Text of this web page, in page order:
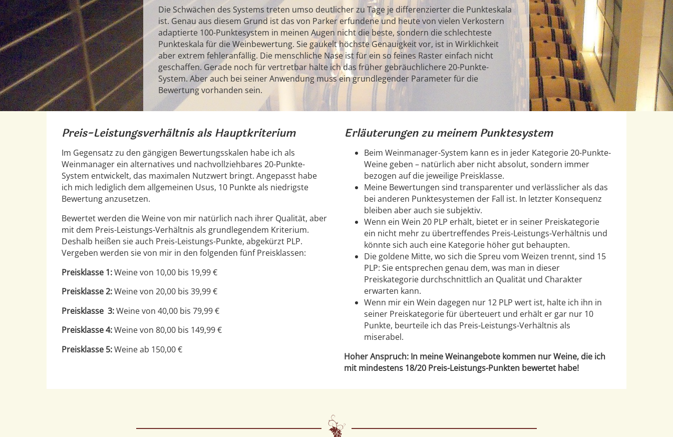
Die Schwächen des Systems treten umso deutlicher zu Tage je differenzierter die Punkteskala
ist. Genau aus diesem Grund ist das von Parker erfundene und heute von vielen Verkostern
adaptierte 100-Punktesystem in meinen Augen nicht die beste, sondern die schlechteste
Punkteskala für die Weinbewertung. Sie gaukelt höchste Genauigkeit vor, ist in Wirklichkeit
aber extrem fehleranfällig. Die menschliche Nase ist für ein so feines Raster einfach nicht
geschaffen. Gerade noch für vertretbar halte ich das früher gebräuchlichere 20-Punkte-
System. Aber auch bei seiner Anwendung muss ein grundlegender Parameter für die
Bewertung vorhanden sein.
Preis-Leistungsverhältnis als Hauptkriterium
Im Gegensatz zu den gängigen Bewertungsskalen habe ich als
Weinmanager ein alternatives und nachvollziehbares 20-Punkte-
System entwickelt, das maximalen Nutzwert bringt. Angepasst habe
ich mich lediglich dem allgemeinen Usus, 10 Punkte als niedrigste
Bewertung anzusetzen.
Bewertet werden die Weine von mir natürlich nach ihrer Qualität, aber
mit dem Preis-Leistungs-Verhältnis als grundlegendem Kriterium.
Deshalb heißen sie auch Preis-Leistungs-Punkte, abgekürzt PLP.
Vergeben werden sie von mir in den folgenden fünf Preisklassen:
Preisklasse 1:Weine von 10,00 bis 19,99 €
Preisklasse 2:Weine von 20,00 bis 39,99 €
Preisklasse 3:Weine von 40,00 bis 79,99 €
Preisklasse 4:Weine von 80,00 bis 149,99 €
Preisklasse 5:Weine ab 150,00 €
Erläuterungen zu meinem Punktesystem
Beim Weinmanager-System kann es in jeder Kategorie 20-Punkte-
Weine geben – natürlich aber nicht absolut, sondern immer
bezogen auf die jeweilige Preisklasse.
Meine Bewertungen sind transparenter und verlässlicher als das
bei anderen Punktesystemen der Fall ist. In letzter Konsequenz
bleiben aber auch sie subjektiv.
Wenn ein Wein 20 PLP erhält, bietet er in seiner Preiskategorie
ein nicht mehr zu übertreffendes Preis-Leistungs-Verhältnis und
könnte sich auch eine Kategorie höher gut behaupten.
Die goldene Mitte, wo sich die Spreu vom Weizen trennt, sind 15
PLP: Sie entsprechen genau dem, was man in dieser
Preiskategorie durchschnittlich an Qualität und Charakter
erwarten kann.
Wenn mir ein Wein dagegen nur 12 PLP wert ist, halte ich ihn in
seiner Preiskategorie für überteuert und erhält er gar nur 10
Punkte, beurteile ich das Preis-Leistungs-Verhältnis als
miserabel.
Hoher Anspruch: In meine Weinangebote kommen nur Weine, die ich
mit mindestens 18/20 Preis-Leistungs-Punkten bewertet habe!